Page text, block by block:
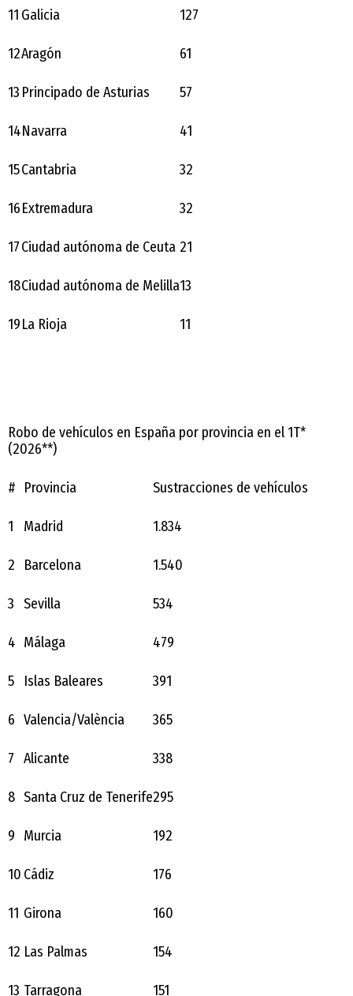
11 Galicia 127
12Aragón 61
13 Principado de Asturias 57
14Navarra 41
15Cantabria 32
16Extremadura 32
17Ciudad autónoma de Ceuta 21
18Ciudad autónoma de Melilla13
19La Rioja 11
Robo de vehículos en España por provincia en el 1T*
(2026**)
# Provincia Sustracciones de vehículos
1 Madrid 1.834
2 Barcelona 1.540
3 Sevilla 534
4 Málaga 479
5 Islas Baleares 391
6 Valencia/València 365
7 Alicante 338
8 Santa Cruz de Tenerife295
9 Murcia 192
10 Cádiz 176
11 Girona 160
12 Las Palmas 154
13 Tarragona 151